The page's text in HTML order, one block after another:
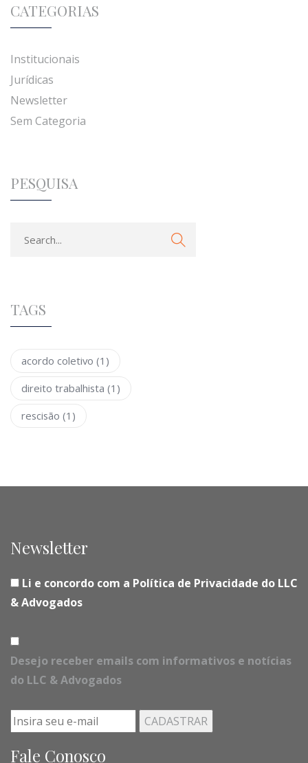
CATEGORIAS
Institucionais
Jurídicas
Newsletter
Sem Categoria
PESQUISA
TAGS
acordo coletivo (1)
direito trabalhista (1)
rescisão (1)
Newsletter
Li e concordo com a Política de Privacidade do LLC
& Advogados
Desejo receber emails com informativos e notícias
do LLC & Advogados
Fale Conosco